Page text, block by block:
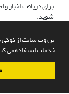
این وب سایت از کوکی
خدمات استفاده می
برای دریافت اخبار
شوید.
سامانه مدیریت